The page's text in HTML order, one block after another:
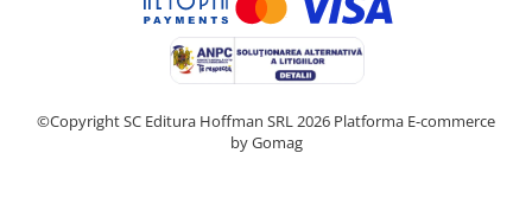
©Copyright SC Editura Hoffman SRL 2026 Platforma E-commerce
by Gomag